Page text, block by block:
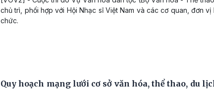
chủ trì, phối hợp với Hội Nhạc sĩ Việt Nam và các cơ quan, đơn vị
chức.
Quy hoạch mạng lưới cơ sở văn hóa, thể thao, du